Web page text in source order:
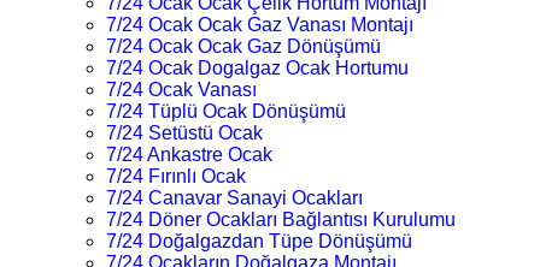
7/24 Ocak Ocak Gaz Vanası Montajı
7/24 Ocak Ocak Gaz Dönüşümü
7/24 Ocak Dogalgaz Ocak Hortumu
7/24 Ocak Vanası
7/24 Tüplü Ocak Dönüşümü
7/24 Setüstü Ocak
7/24 Ankastre Ocak
7/24 Fırınlı Ocak
7/24 Canavar Sanayi Ocakları
7/24 Döner Ocakları Bağlantısı Kurulumu
7/24 Doğalgazdan Tüpe Dönüşümü
7/24 Ocakların Doğalgaza Montajı